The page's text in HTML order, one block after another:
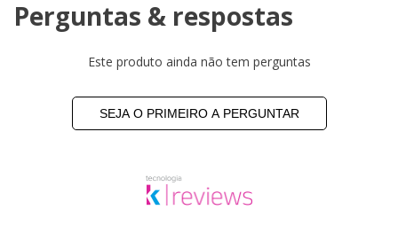
Perguntas & respostas
Este produto ainda não tem perguntas
SEJA O PRIMEIRO A PERGUNTAR